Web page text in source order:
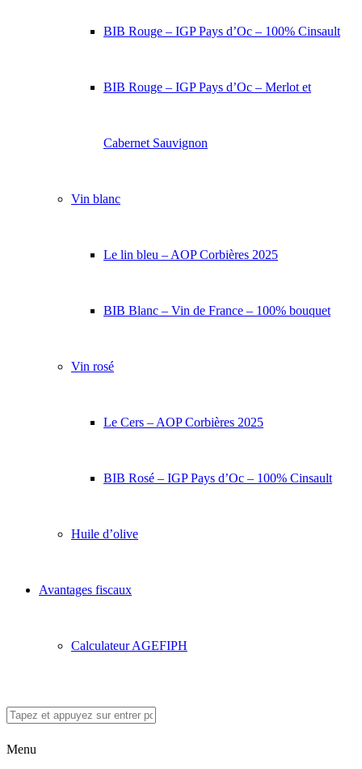
BIB Rouge – IGP Pays d’Oc – 100% Cinsault
BIB Rouge – IGP Pays d’Oc – Merlot et
Cabernet Sauvignon
Vin blanc
Le lin bleu – AOP Corbières 2025
BIB Blanc – Vin de France – 100% bouquet
Vin rosé
Le Cers – AOP Corbières 2025
BIB Rosé – IGP Pays d’Oc – 100% Cinsault
Huile d’olive
Avantages fiscaux
Calculateur AGEFIPH
Menu